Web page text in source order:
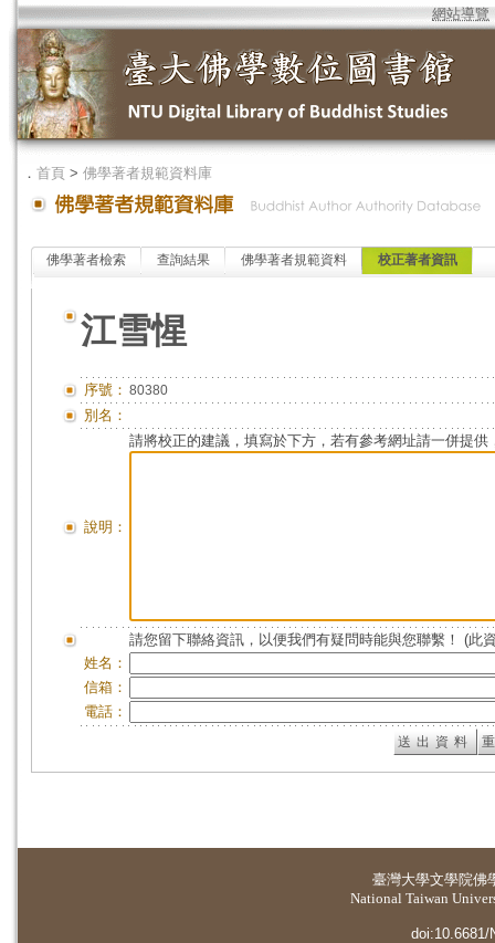
網站導覽
． 首頁 > 佛學著者規範資料庫
佛學著者檢索 查詢結果 佛學著者規範資料 校正著者資訊
江雪惺
序號： 80380
別名：
說明：
請將校正的建議，填寫於下方，若有參考網址請一併提供
請您留下聯絡資訊，以便我們有疑問時能與您聯繫！ (此
姓名：
信箱：
電話：
臺灣大學文學院佛
National Taiwan
doi:10.6681/